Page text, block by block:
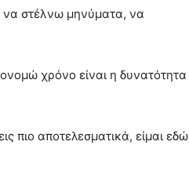
να στέλνω μηνύματα, να
χρόνο είναι η δυνατότητα
πιο αποτελεσματικά, είμαι εδώ